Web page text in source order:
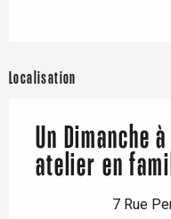
Localisation
Un Dimanche
atelier en
7 Rue